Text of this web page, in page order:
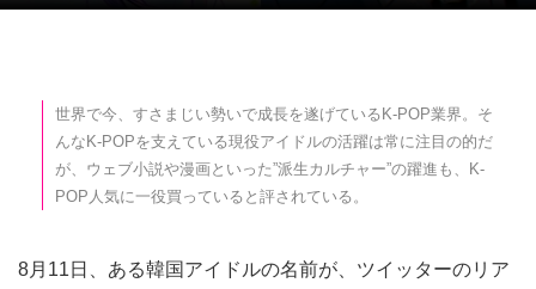
世界で今、すさまじい勢いで成長を遂げているK-POP業界。そ
んなK-POPを支えている現役アイドルの活躍は常に注目の的だ
が、ウェブ小説や漫画といった”派生カルチャー”の躍進も、K-
POP人気に一役買っていると評されている。
8月11日、ある韓国アイドルの名前が、ツイッターのリア